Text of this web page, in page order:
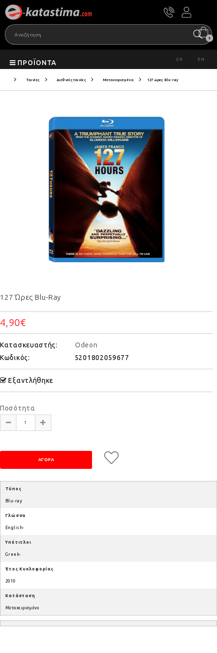
0
ΠΡΟΪΌΝΤΑ GR EN
Ταινίες Διεθνείς ταινίες Μεταχειρισμένα 127 ώρες Blu-ray
127 Ώρες Blu-Ray
4,90€
Κατασκευαστής:
Odeon
Κωδικός:
5201802059677
Εξαντλήθηκε
Ποσότητα
Τύπος
Blu-ray
Γλώσσα
English-
Υπότιτλοι
Greek-
Έτος Κυκλοφορίας
2010
Κατάσταση
Μεταχειρισμένο